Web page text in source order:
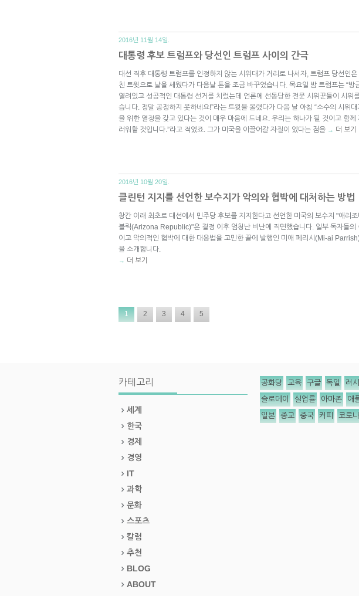
2016년 11월 14일.
대통령 후보 트럼프와 당선인 트럼프 사이의 간극
대선 직후 대통령 트럼프를 인정하지 않는 시위대가 거리로 나서자, 트럼프 당선인은
친 트윗으로 날을 세웠다가 다음날 톤을 조금 바꾸었습니다. 목요일 밤 트럼프는 “방
열려있고 성공적인 대통령 선거를 치렀는데 언론에 선동당한 전문 시위꾼들이 시위
습니다. 정말 공정하지 못하네요!”라는 트윗을 올렸다가 다음 날 아침 “소수의 시위
을 위한 열정을 갖고 있다는 것이 매우 마음에 드네요. 우리는 하나가 될 것이고 함께
러워할 것입니다.”라고 적었죠. 그가 미국을 이끌어갈 자질이 있다는 점을 → 더 보기
2016년 10월 20일.
클린턴 지지를 선언한 보수지가 악의와 협박에 대처하는 방법
창간 이래 최초로 대선에서 민주당 후보를 지지한다고 선언한 미국의 보수지 "애리조
블릭(Arizona Republic)"은 결정 이후 엄청난 비난에 직면했습니다. 일부 독자들의
이고 악의적인 협박에 대한 대응법을 고민한 끝에 발행인 미애 페리시(Mi-ai
을 소개합니다.
→ 더 보기
1 2 3 4 5
카테고리
세계
한국
경제
경영
IT
과학
문화
스포츠
칼럼
추천
BLOG
ABOUT
공화당 교육 구글 독일 러
슬로데이 실업률 아마존 애
일본 종교 중국 커피 코로